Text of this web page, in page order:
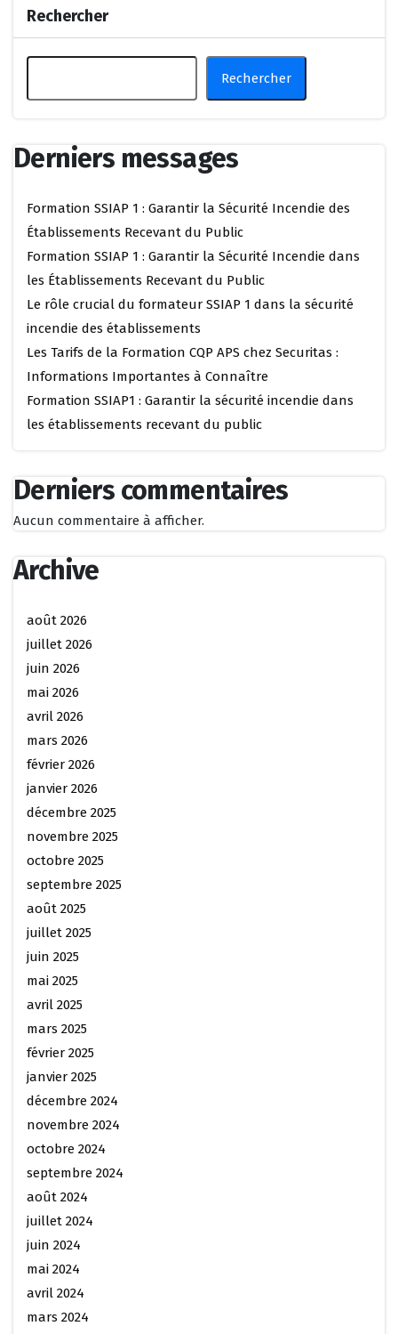
Rechercher
Rechercher
Derniers messages
Formation SSIAP 1 : Garantir la Sécurité Incendie des
Établissements Recevant du Public
Formation SSIAP 1 : Garantir la Sécurité Incendie dans
les Établissements Recevant du Public
Le rôle crucial du formateur SSIAP 1 dans la sécurité
incendie des établissements
Les Tarifs de la Formation CQP APS chez Securitas :
Informations Importantes à Connaître
Formation SSIAP1 : Garantir la sécurité incendie dans
les établissements recevant du public
Derniers commentaires
Aucun commentaire à afficher.
Archive
août 2026
juillet 2026
juin 2026
mai 2026
avril 2026
mars 2026
février 2026
janvier 2026
décembre 2025
novembre 2025
octobre 2025
septembre 2025
août 2025
juillet 2025
juin 2025
mai 2025
avril 2025
mars 2025
février 2025
janvier 2025
décembre 2024
novembre 2024
octobre 2024
septembre 2024
août 2024
juillet 2024
juin 2024
mai 2024
avril 2024
mars 2024